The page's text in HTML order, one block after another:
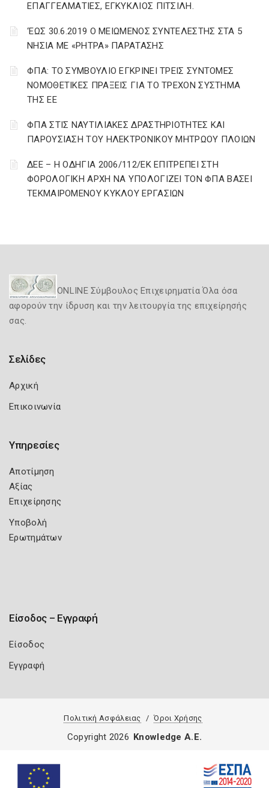
ΕΠΑΓΓΕΛΜΑΤΙΕΣ, ΕΓΚΥΚΛΙΟΣ ΠΙΤΣΙΛΗ.
‘ΕΩΣ 30.6.2019 Ο ΜΕΙΩΜΕΝΟΣ ΣΥΝΤΕΛΕΣΤΗΣ ΣΤΑ 5
ΝΗΣΙΑ ΜΕ «ΡΗΤΡΑ» ΠΑΡΑΤΑΣΗΣ
ΦΠΑ: ΤΟ ΣΥΜΒΟΥΛΙΟ ΕΓΚΡΙΝΕΙ ΤΡΕΙΣ ΣΥΝΤΟΜΕΣ
ΝΟΜΟΘΕΤΙΚΕΣ ΠΡΑΞΕΙΣ ΓΙΑ ΤΟ ΤΡΕΧΟΝ ΣΥΣΤΗΜΑ
ΤΗΣ ΕΕ
ΦΠΑ ΣΤΙΣ ΝΑΥΤΙΛΙΑΚΕΣ ΔΡΑΣΤΗΡΙΟΤΗΤΕΣ ΚΑΙ
ΠΑΡΟΥΣΙΑΣΗ ΤΟΥ ΗΛΕΚΤΡΟΝΙΚΟΥ ΜΗΤΡΩΟΥ ΠΛΟΙΩΝ
ΔΕΕ – Η ΟΔΗΓΙΑ 2006/112/ΕΚ ΕΠΙΤΡΕΠΕΙ ΣΤΗ
ΦΟΡΟΛΟΓΙΚΗ ΑΡΧΗ ΝΑ ΥΠΟΛΟΓΙΖΕΙ ΤΟΝ ΦΠΑ ΒΑΣΕΙ
ΤΕΚΜΑΙΡΟΜΕΝΟΥ ΚΥΚΛΟΥ ΕΡΓΑΣΙΩΝ
ONLINE Σύμβουλος Επιχειρηματία Όλα όσα
αφορούν την ίδρυση και την λειτουργία της επιχείρησής
σας.
Σελίδες
Αρχική
Επικοινωνία
Υπηρεσίες
Αποτίμηση
Αξίας
Επιχείρησης
Υποβολή
Ερωτημάτων
Είσοδος – Εγγραφή
Είσοδος
Εγγραφή
Πολιτική Ασφάλειας Όροι Χρήσης
Copyright 2026 Knowledge A.E.